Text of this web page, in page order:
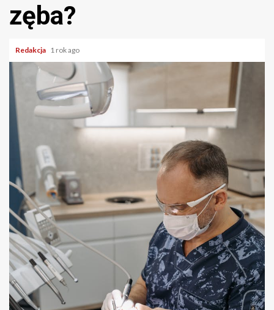
zęba?
Redakcja 1 rok ago